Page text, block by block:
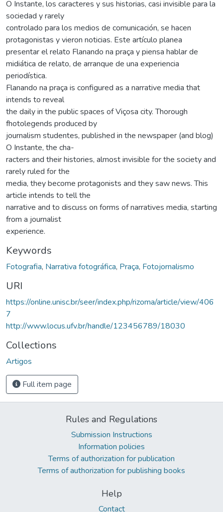
O Instante, los caracteres y sus historias, casi invisible para la
sociedad y rarely
controlado para los medios de comunicación, se hacen
protagonistas y vieron noticias. Este artículo planea
presentar el relato Flanando na praça y piensa hablar de
midiática de relato, de arranque de una experiencia
periodística.
Flanando na praça is configured as a narrative media that
intends to reveal
the daily in the public spaces of Viçosa city. Thorough
fhotolegends produced by
journalism studentes, published in the newspaper (and blog)
O Instante, the cha-
racters and their histories, almost invisible for the society and
rarely ruled for the
media, they become protagonists and they saw news. This
article intends to tell the
narrative and to discuss on forms of narratives media, starting
from a journalist
experience.
Keywords
Fotografia, Narrativa fotográfica, Praça, Fotojornalismo
URI
https://online.unisc.br/seer/index.php/rizoma/article/view/406
7
http://www.locus.ufv.br/handle/123456789/18030
Collections
Artigos
Full item page
Rules and Regulations
Submission Instructions
Information policies
Terms of authorization for publication
Terms of authorization for publishing books
Help
Contact